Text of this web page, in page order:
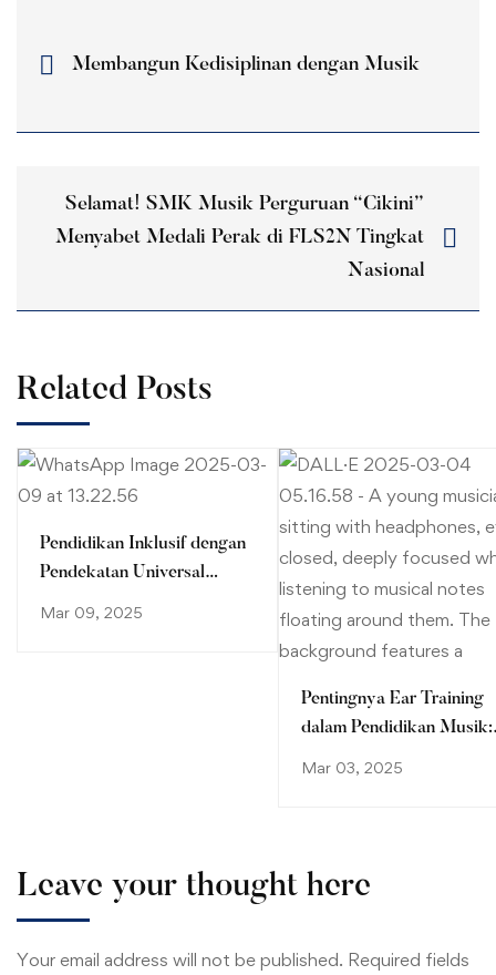
Membangun Kedisiplinan dengan Musik
Selamat! SMK Musik Perguruan “Cikini”
Menyabet Medali Perak di FLS2N Tingkat
Nasional
Related Posts
Pendidikan Inklusif dengan
Pendekatan Universal
Mar 09, 2025
Pentingnya Ear Training
dalam Pendidikan Musik:
Mar 03, 2025
Leave your thought here
Your email address will not be published. Required fields